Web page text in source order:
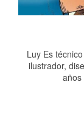
Luy Es
ilustrador,
años